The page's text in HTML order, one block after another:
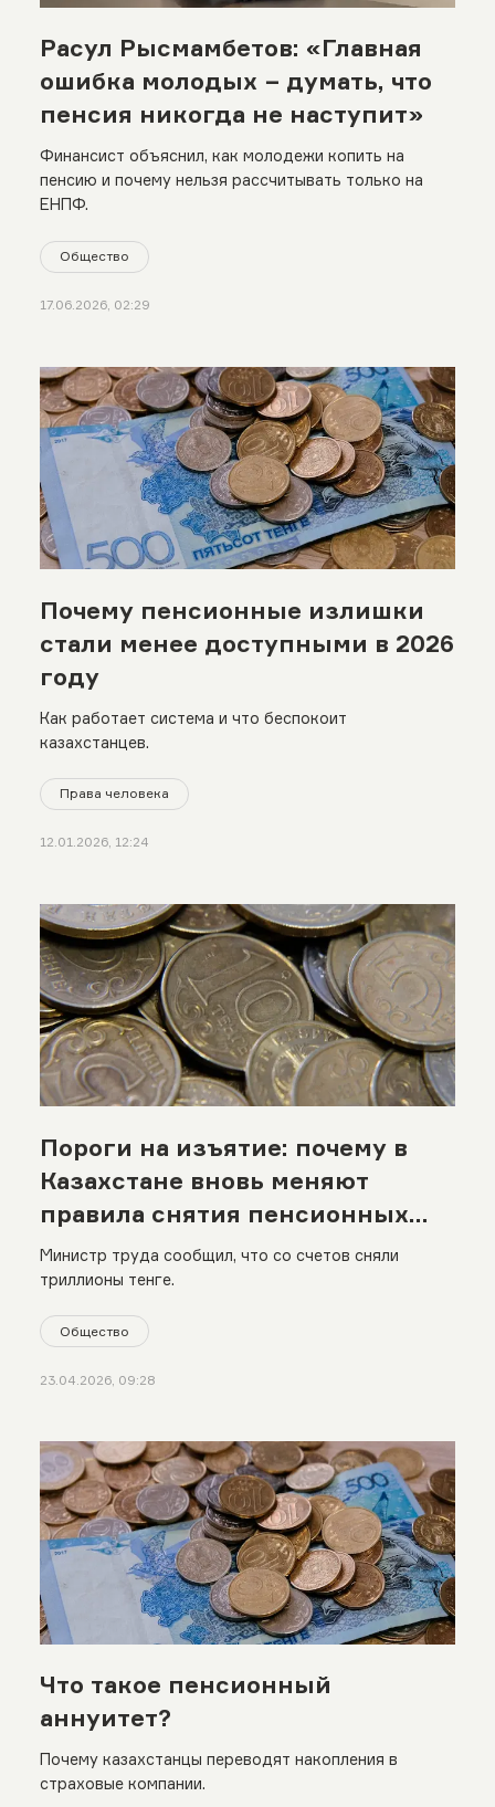
Расул Рысмамбетов: «Главная
ошибка молодых − думать, что
пенсия никогда не наступит»
Финансист объяснил, как молодежи копить на
пенсию и почему нельзя рассчитывать только на
ЕНПФ.
Общество
17.06.2026, 02:29
Почему пенсионные излишки
стали менее доступными в 2026
году
Как работает система и что беспокоит
казахстанцев.
Права человека
12.01.2026, 12:24
Пороги на изъятие: почему в
Казахстане вновь меняют
правила снятия пенсионных
накоплений
Министр труда сообщил, что со счетов сняли
триллионы тенге.
Общество
23.04.2026, 09:28
Что такое пенсионный
аннуитет?
Почему казахстанцы переводят накопления в
страховые компании.